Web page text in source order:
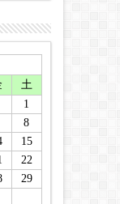
土
1
8
15
22
29